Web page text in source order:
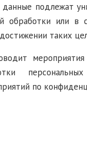
данные подлежат
обработки или в
таких
по